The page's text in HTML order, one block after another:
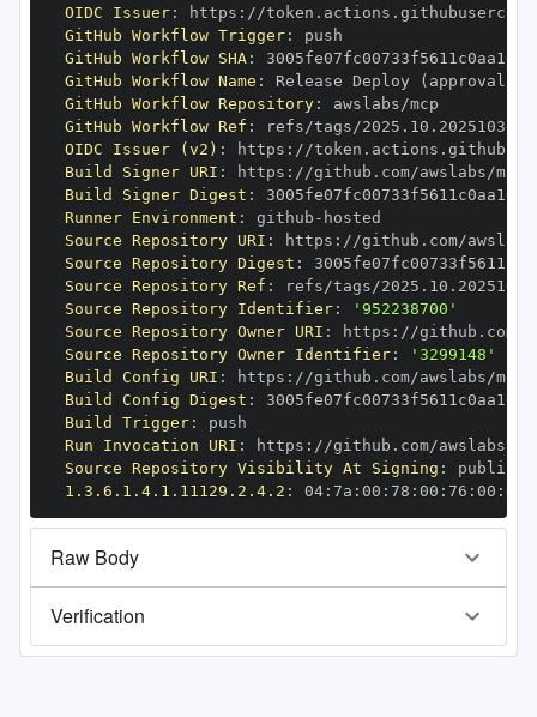
OIDC Issuer: https :
GitHub Workflow Trigger:
GitHub Workflow SHA:
GitHub Workflow Name :
GitHub Workflow Repository:
GitHub Workflow Ref :
OIDC Issuer (v2) : https :
Build Signer URI : https :
Build Signer Digest :
Runner Environment : github -
Source Repository URI : https :
Source Repository Digest :
Source Repository Ref :
Source Repository Identifier:
'952238700'
Source Repository Owner URI : https :
Source Repository Owner Identifier:
'3299148'
Build Config URI : https :
Build Config Digest :
Build Trigger:
Run Invocation URI : https :
Source Repository Visibility At Signing :
1.3.6.1.4.1.11129.2.4.2 : 04: 7a : 00 : 78 : 00 : 76 : 00 : dd
Raw Body
Verification